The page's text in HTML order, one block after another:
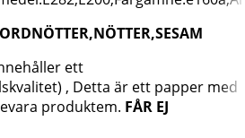
ett
, Detta är ett papper med
produktem. FÅR EJ